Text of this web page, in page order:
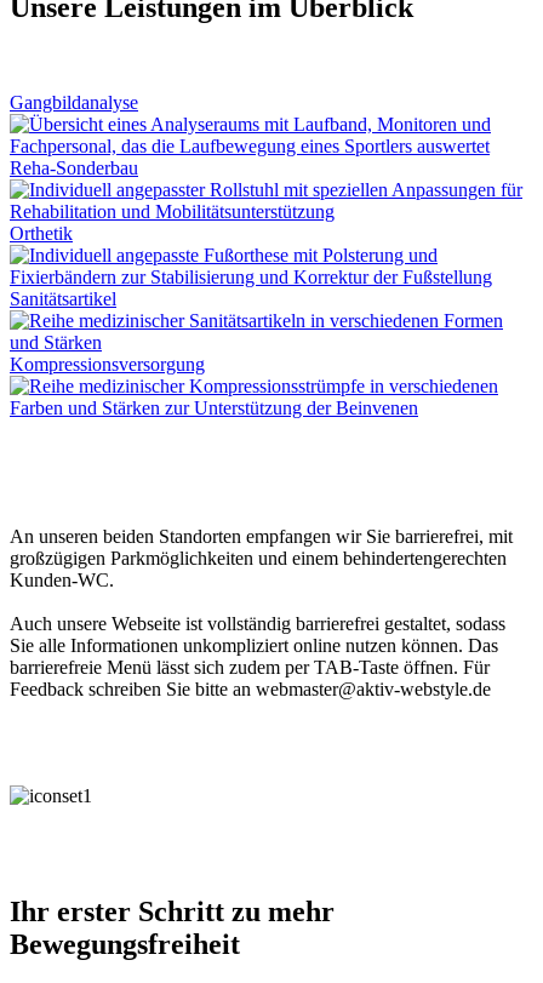
Unsere Leistungen im Überblick
Gangbildanalyse
Reha-Sonderbau
Orthetik
Sanitätsartikel
Kompressionsversorgung
An unseren beiden Standorten empfangen wir Sie barrierefrei, mit
großzügigen Parkmöglichkeiten und einem behindertengerechten
Kunden-WC.
Auch unsere Webseite ist vollständig barrierefrei gestaltet, sodass
Sie alle Informationen unkompliziert online nutzen können. Das
barrierefreie Menü lässt sich zudem per TAB-Taste öffnen. Für
Feedback schreiben Sie bitte an webmaster@aktiv-webstyle.de
Ihr erster Schritt zu mehr
Bewegungsfreiheit